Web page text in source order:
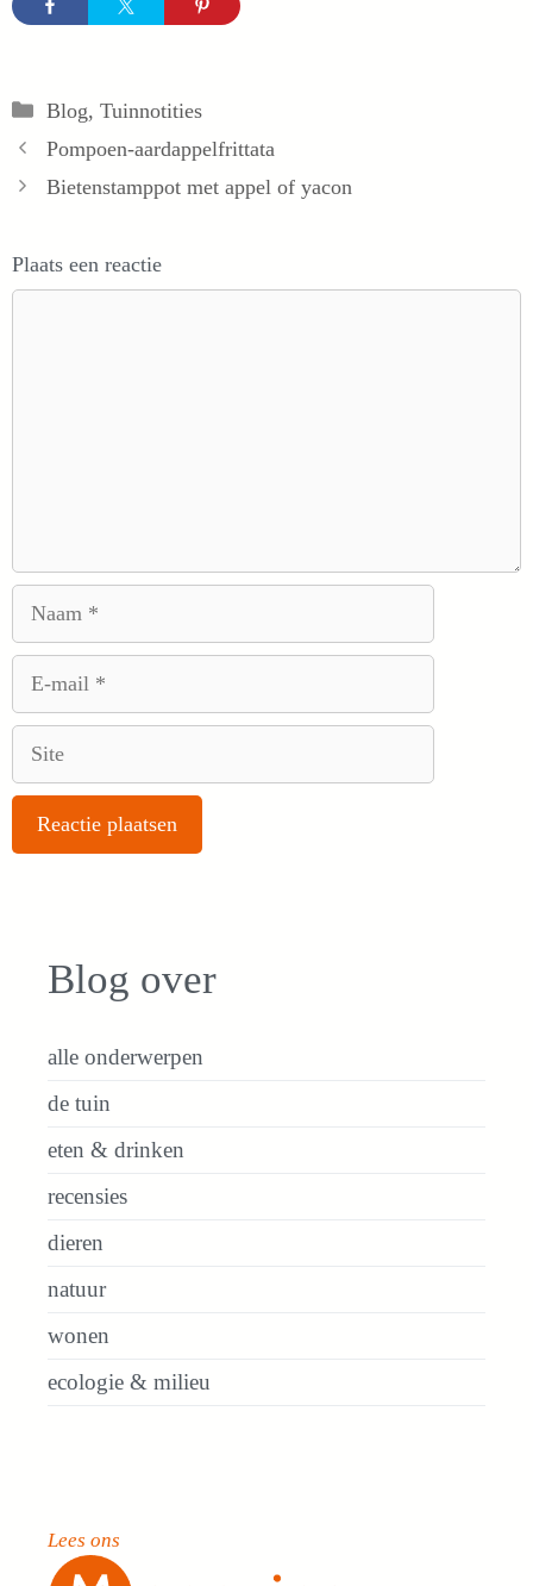
Categorieën
Blog, Tuinnotities
Pompoen-aardappelfrittata
Bietenstamppot met appel of yacon
Plaats een reactie
Blog over
alle onderwerpen
de tuin
eten & drinken
recensies
dieren
natuur
wonen
ecologie & milieu
Lees ons